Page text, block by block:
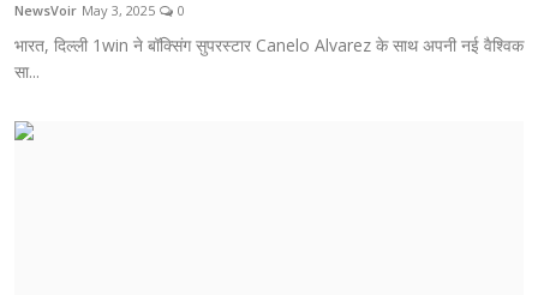
NewsVoir May 3, 2025 0
भारत, दिल्ली 1win ने बॉक्सिंग सुपरस्टार Canelo Alvarez के साथ अपनी नई वैश्विक
सा...